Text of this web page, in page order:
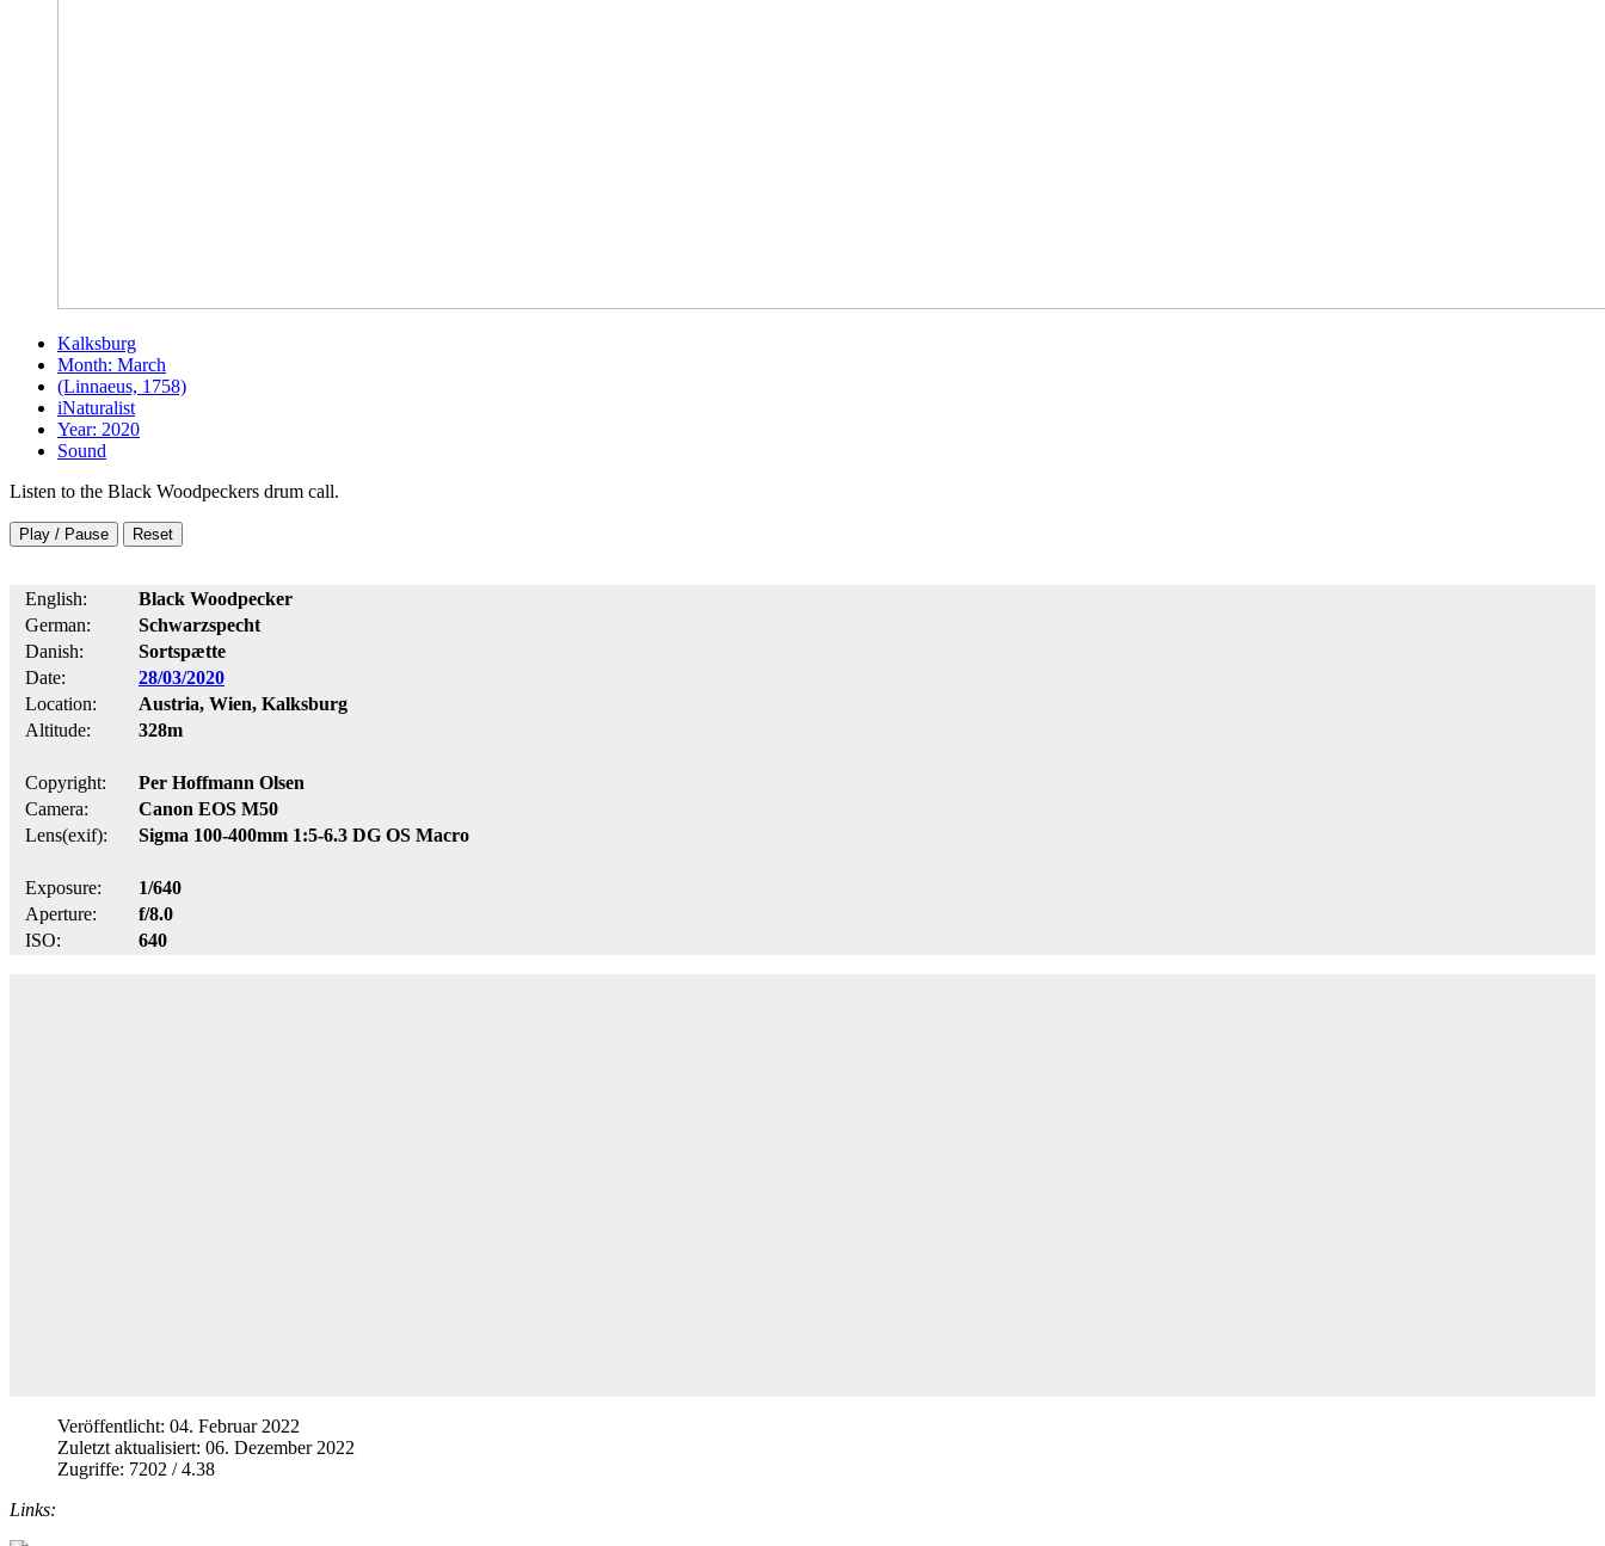
Kalksburg
Month: March
(Linnaeus, 1758)
iNaturalist
Year: 2020
Sound
Listen to the Black Woodpeckers drum call.
Play / Pause Reset
English:
Black Woodpecker
German:
Schwarzspecht
Danish:
Sortspætte
Date:
28/03/2020
Location:
Austria, Wien, Kalksburg
Altitude:
328m
Copyright:
Per Hoffmann Olsen
Camera:
Canon EOS M50
Lens(exif):
Sigma 100-400mm 1:5-6.3 DG OS Macro
Exposure:
1/640
Aperture:
f/8.0
ISO:
640
Veröffentlicht: 04. Februar 2022
Zuletzt aktualisiert: 06. Dezember 2022
Zugriffe: 7202 / 4.38
Links: